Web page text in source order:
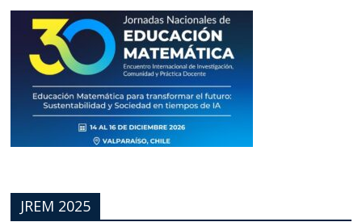
JREM 2025